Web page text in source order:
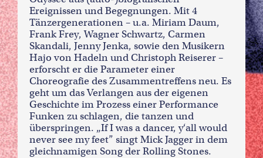
Ereignissen und Begegnungen. Mit 4
Tänzergenerationen – u.a. Miriam Daum,
Frank Frey, Wagner Schwartz, Carmen
Skandali, Jenny Jenka, sowie den Musikern
Hajo von Hadeln und Christoph Reiserer –
erforscht er die Parameter einer
Choreografie des Zusammentreffens neu. Es
geht um das Verlangen aus der eigenen
Geschichte im Prozess einer Performance
Funken zu schlagen, die tanzen und
überspringen. „If I was a dancer, y‘all would
never see my feet” singt Mick Jagger in dem
gleichnamigen Song der Rolling Stones.